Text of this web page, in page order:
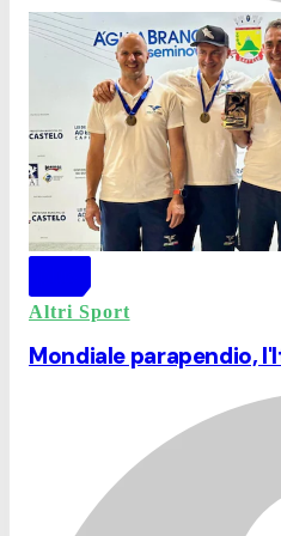
Altri Sport
Mondiale parapendio,